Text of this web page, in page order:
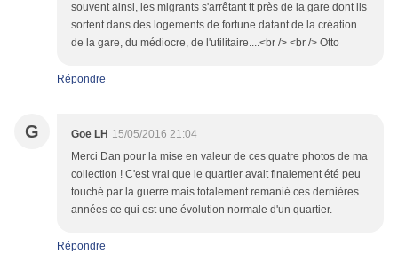
souvent ainsi, les migrants s'arrêtant tt près de la gare dont ils
sortent dans des logements de fortune datant de la création
de la gare, du médiocre, de l'utilitaire....<br /> <br /> Otto
Répondre
G Goe LH 15/05/2016 21:04
Merci Dan pour la mise en valeur de ces quatre photos de ma
collection ! C'est vrai que le quartier avait finalement été peu
touché par la guerre mais totalement remanié ces dernières
années ce qui est une évolution normale d'un quartier.
Répondre